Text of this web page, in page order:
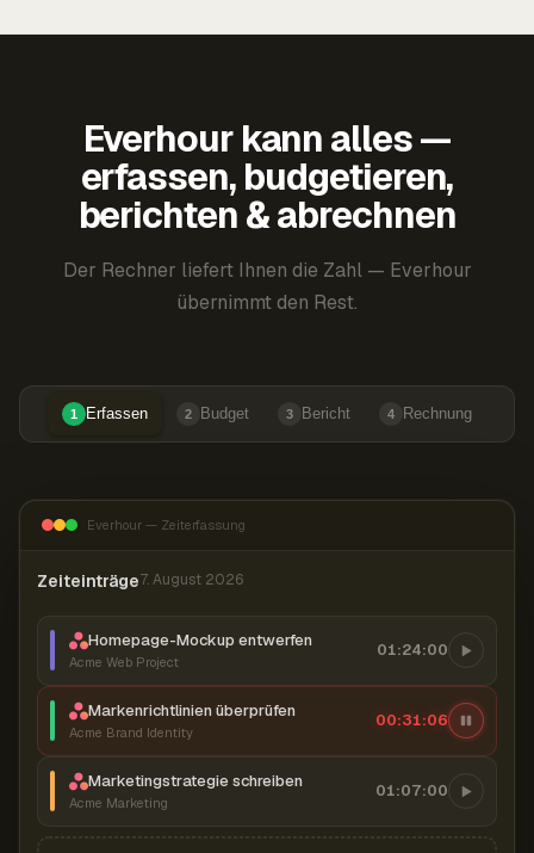
Everhour kann alles —
erfassen, budgetieren,
berichten & abrechnen
Der Rechner liefert Ihnen die Zahl — Everhour
übernimmt den Rest.
1 Erfassen 2 Budget 3 Bericht 4 Rechnung
Everhour — Zeiterfassung
Zeiteinträge7. August 2026
Homepage-Mockup entwerfen
Acme Web Project
01:24:00
Markenrichtlinien überprüfen
Acme Brand Identity
00:31:07
Marketingstrategie schreiben
Acme Marketing
01:07:00